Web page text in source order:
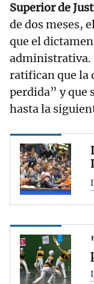
Superior de
de dos meses,
que el
administrativa.
ratifican que la
perdida” y que
hasta la